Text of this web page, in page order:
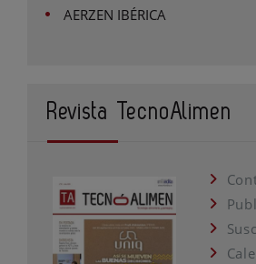
AERZEN IBÉRICA
Revista TecnoAlimen